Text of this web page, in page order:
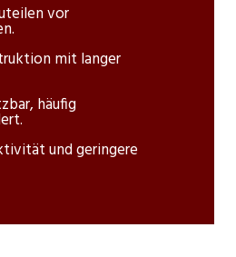
vor
mit langer
häufig
und geringere